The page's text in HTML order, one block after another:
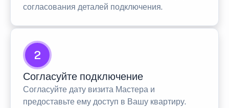
согласования деталей подключения.
2
Согласуйте подключение
Согласуйте дату визита Мастера и
предоставьте ему доступ в Вашу квартиру.